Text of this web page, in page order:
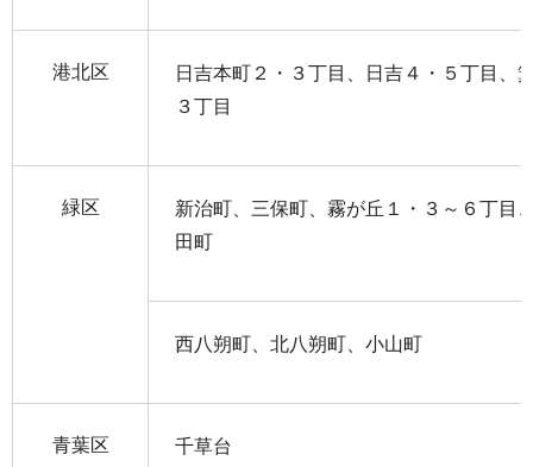
港北区
日吉本町２・３丁目、日吉４・５丁目、
３丁目
緑区
新治町、三保町、霧が丘１・３～６丁目
田町
西八朔町、北八朔町、小山町
青葉区 千草台